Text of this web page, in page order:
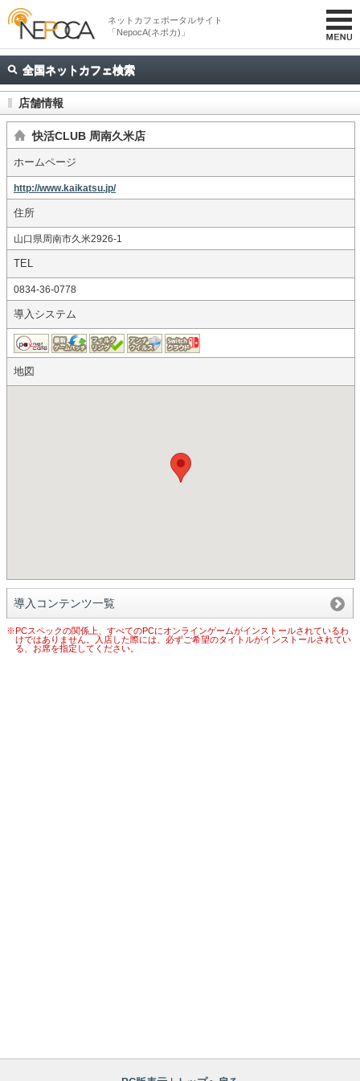
ネットカフェポータルサイト
「NepocA(ネポカ)」
全国ネットカフェ検索
店舗情報
快活CLUB 周南久米店
ホームページ
http://www.kaikatsu.jp/
住所
山口県周南市久米2926-1
TEL
0834-36-0778
導入システム
地図
導入コンテンツ一覧
※PCスペックの関係上、すべてのPCにオンラインゲームがインストールされているわ
けではありません。入店した際には、必ずご希望のタイトルがインストールされてい
る、お席を指定してください。